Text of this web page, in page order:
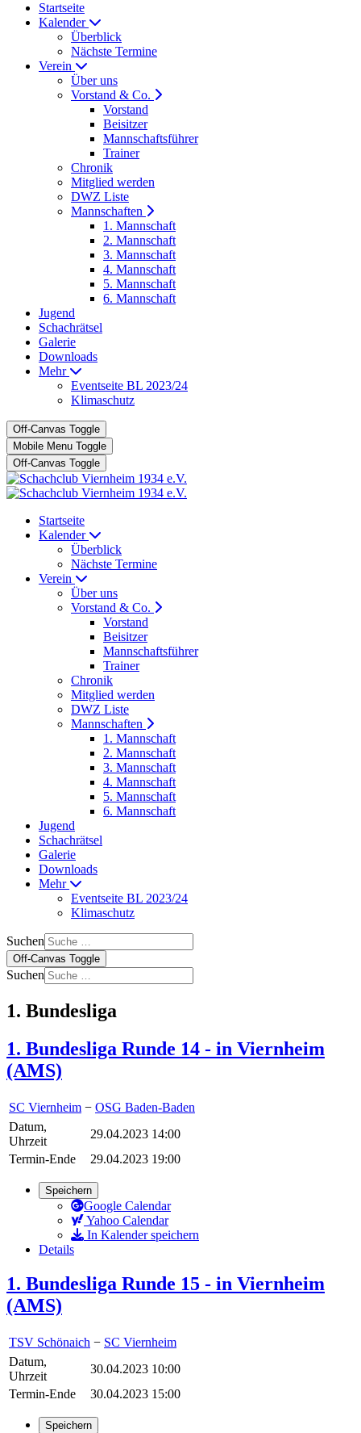
Startseite
Kalender
Überblick
Nächste Termine
Verein
Über uns
Vorstand & Co.
Vorstand
Beisitzer
Mannschaftsführer
Trainer
Chronik
Mitglied werden
DWZ Liste
Mannschaften
1. Mannschaft
2. Mannschaft
3. Mannschaft
4. Mannschaft
5. Mannschaft
6. Mannschaft
Jugend
Schachrätsel
Galerie
Downloads
Mehr
Eventseite BL 2023/24
Klimaschutz
Off-Canvas Toggle
Mobile Menu Toggle
Off-Canvas Toggle
Startseite
Kalender
Überblick
Nächste Termine
Verein
Über uns
Vorstand & Co.
Vorstand
Beisitzer
Mannschaftsführer
Trainer
Chronik
Mitglied werden
DWZ Liste
Mannschaften
1. Mannschaft
2. Mannschaft
3. Mannschaft
4. Mannschaft
5. Mannschaft
6. Mannschaft
Jugend
Schachrätsel
Galerie
Downloads
Mehr
Eventseite BL 2023/24
Klimaschutz
Suchen
Off-Canvas Toggle
Suchen
1. Bundesliga
1. Bundesliga Runde 14 - in Viernheim
(AMS)
SC Viernheim − OSG Baden-Baden
Datum,
Uhrzeit
29.04.2023 14:00
Termin-Ende
29.04.2023 19:00
Speichern
Google Calendar
Yahoo Calendar
In Kalender speichern
Details
1. Bundesliga Runde 15 - in Viernheim
(AMS)
TSV Schönaich − SC Viernheim
Datum,
Uhrzeit
30.04.2023 10:00
Termin-Ende
30.04.2023 15:00
Speichern